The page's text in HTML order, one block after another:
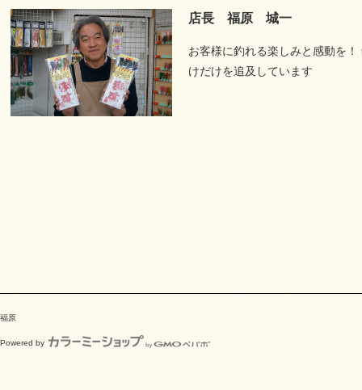
店長 福原 城一
お客様に釣れる楽しみと感動を！
けだけを追及しています
福原
Powered by